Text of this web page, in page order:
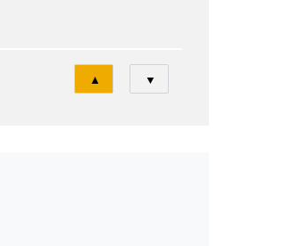
Tri
▲ ▼